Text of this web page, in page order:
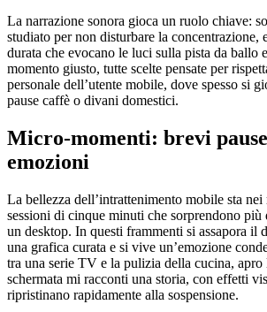
La narrazione sonora gioca un ruolo chiave:
studiato per non disturbare la concentrazione,
durata che evocano le luci sulla pista da ballo
momento giusto, tutte scelte pensate per
personale dell’utente mobile, dove spesso si
pause caffè o divani domestici.
Micro-momenti: brevi
emozioni
La bellezza dell’intrattenimento mobile sta
sessioni di cinque minuti che sorprendono più
un desktop. In questi frammenti si assapora il
una grafica curata e si vive un’emozione
tra una serie TV e la pulizia della cucina, apro
schermata mi racconti una storia, con effetti
ripristinano rapidamente alla sospensione.